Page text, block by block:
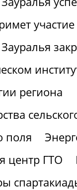
региона
поля
центр ГТО